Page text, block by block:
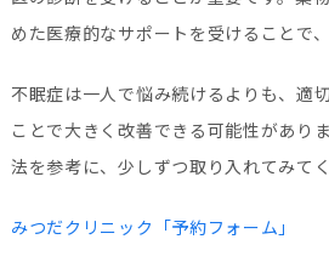
めた医療的なサポートを受けることで
不眠症は一人で悩み続けるよりも、適
ことで大きく改善できる可能性があり
法を参考に、少しずつ取り入れてみてく
みつだクリニック「予約フォーム」